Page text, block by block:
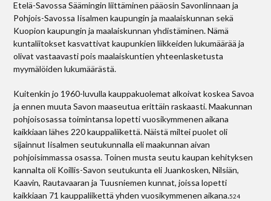
Etelä-Savossa Säämingin liittäminen pääosin Savonlinnaan ja
Pohjois-Savossa Iisalmen kaupungin ja maalaiskunnan sekä
Kuopion kaupungin ja maalaiskunnan yhdistäminen. Nämä
kuntaliitokset kasvattivat kaupunkien liikkeiden lukumäärää ja
olivat vastaavasti pois maalaiskuntien yhteenlasketusta
myymälöiden lukumäärästä.
Kuitenkin jo 1960-luvulla kauppakuolemat alkoivat koskea Savoa
ja ennen muuta Savon maaseutua erittäin raskaasti. Maakunnan
pohjoisosassa toimintansa lopetti vuosikymmenen aikana
kaikkiaan lähes 220 kauppaliikettä. Näistä miltei puolet oli
sijainnut Iisalmen seutukunnalla eli maakunnan aivan
pohjoisimmassa osassa. Toinen musta seutu kaupan kehityksen
kannalta oli Koillis-Savon seutukunta eli Juankosken, Nilsiän,
Kaavin, Rautavaaran ja Tuusniemen kunnat, joissa lopetti
kaikkiaan 71 kauppaliikettä yhden vuosikymmenen aikana.524